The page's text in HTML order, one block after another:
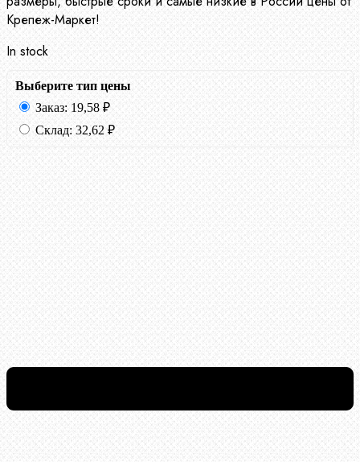
Крепеж-Маркет!
In stock
Выберите тип цены
Заказ: 19,58 ₽
Склад: 32,62 ₽